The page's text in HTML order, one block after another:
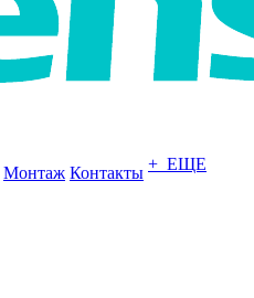
Монтаж Контакты + ЕЩЕ